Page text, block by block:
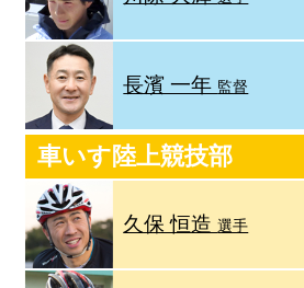
長濱 一年 監督
車いす陸上競技部
久保 恒造選手